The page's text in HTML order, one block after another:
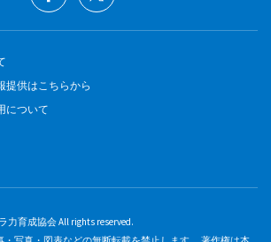
提供はこちらから
について
力育成協会 All rights reserved.